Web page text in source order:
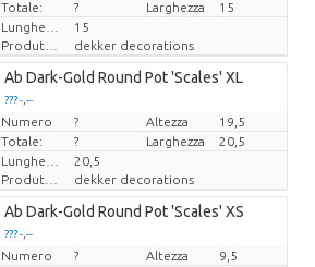
Totale:
? Larghezza
15
15
Produttore
dekker decorations
Ab Dark-Gold Round Pot 'Scales' XL
??? -,--
Prezzo x uno
Numero ? Altezza
19,5
Totale:
? Larghezza
20,5
20,5
Produttore
dekker decorations
Ab Dark-Gold Round Pot 'Scales' XS
??? -,--
Prezzo x uno
Numero ? Altezza
9,5